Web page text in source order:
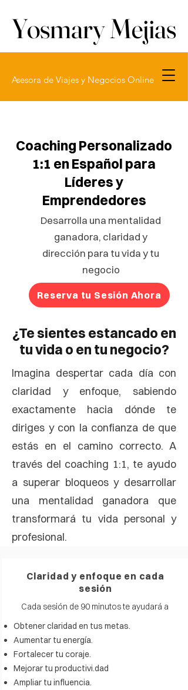
Asesora de Viajes y Negocios Online
Yosmary Mejias
Yosmary Mejias
Coaching Personalizado
1:1 en Español para
Líderes y
Emprendedores
Desarrolla una mentalidad
ganadora, claridad y
dirección para tu vida y tu
negocio
Reserva tu Sesión Ahora
¿Te sientes estancado en
tu vida o en tu negocio?
Imagina despertar cada día con
claridad y enfoque, sabiendo
exactamente hacia dónde te
diriges y con la confianza de que
estás en el camino correcto. A
través del coaching 1:1, te ayudo
a superar bloqueos y desarrollar
una mentalidad ganadora que
transformará tu vida personal y
profesional.
Claridad y enfoque en cada
sesión
Cada sesión de 90 minutos te ayudará a
Obtener claridad en tus metas.
Aumentar tu energía.
Fortalecer tu coraje.
Mejorar tu productivi.dad
Ampliar tu influencia.